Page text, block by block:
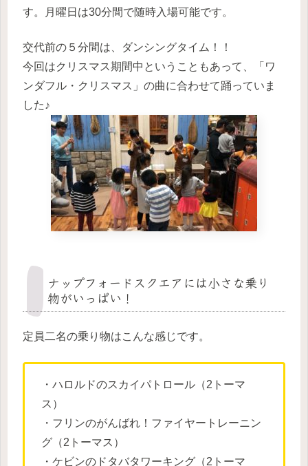
す。月曜日は30分間で随時入場可能です。
交代前の５分間は、ダンシングタイム！！
今回はクリスマス期間中ということもあって、「ワ
ンダフル・クリスマス」の曲に合わせて踊っていま
した♪
ナップフォードスクエアには小さな乗り
物がいっぱい！
定員二名の乗り物はこんな感じです。
・ハロルドのスカイパトロール（2トーマ
ス）
・フリンのがんばれ！ファイヤートレーニン
グ（2トーマス）
・ケビンのドタバタワーキング（2トーマ